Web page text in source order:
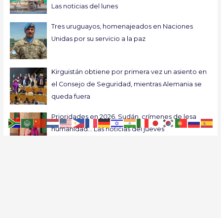
Las noticias del lunes
Tres uruguayos, homenajeados en Naciones
Unidas por su servicio a la paz
Kirguistán obtiene por primera vez un asiento en
el Consejo de Seguridad, mientras Alemania se
queda fuera
Prioridades en 2026, Sudán, crímenes de lesa
humanidad… Las noticias del jueves